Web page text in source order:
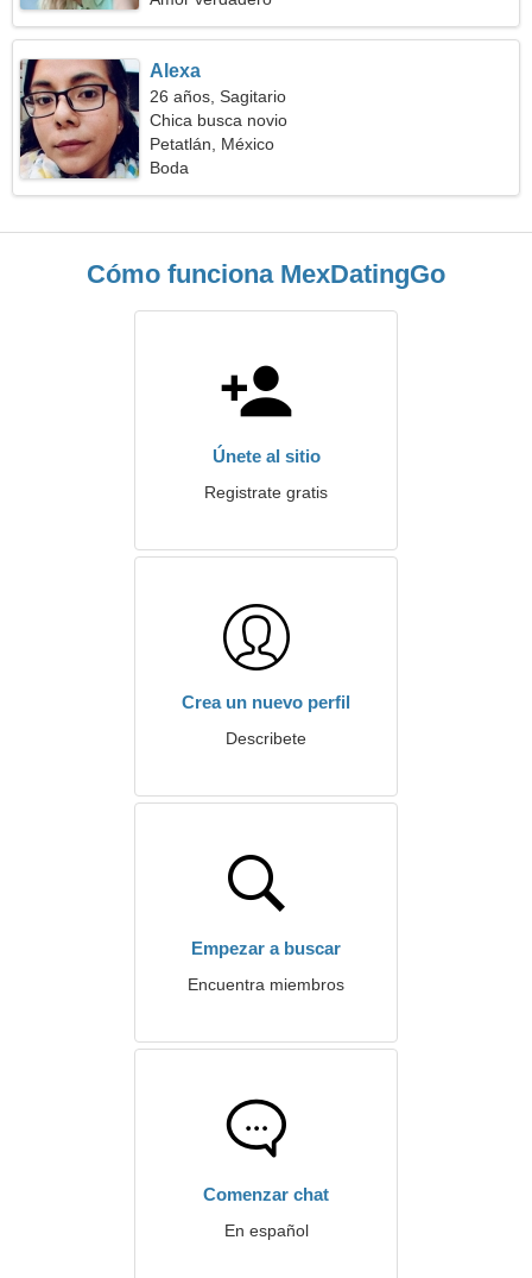
Alexa
26 años, Sagitario
Chica busca novio
Petatlán, México
Boda
Cómo funciona MexDatingGo
Únete al sitio
Registrate gratis
Crea un nuevo perfil
Describete
Empezar a buscar
Encuentra miembros
Comenzar chat
En español